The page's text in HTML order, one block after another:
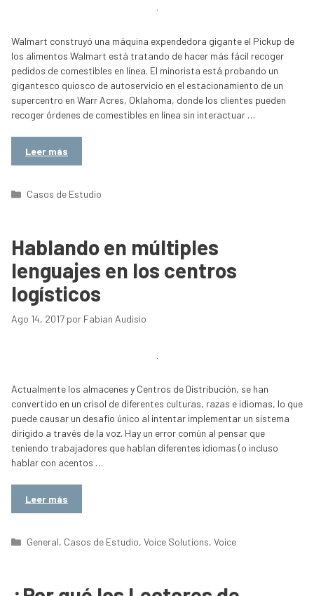
Walmart construyó una máquina expendedora gigante el Pickup de
los alimentos Walmart está tratando de hacer más fácil recoger
pedidos de comestibles en línea. El minorista está probando un
gigantesco quiosco de autoservicio en el estacionamiento de un
supercentro en Warr Acres, Oklahoma, donde los clientes pueden
recoger órdenes de comestibles en línea sin interactuar …
Leer más
Categorías
Casos de Estudio
Hablando en múltiples
lenguajes en los centros
logísticos
Ago 14, 2017 por Fabian Audisio
Actualmente los almacenes y Centros de Distribución, se han
convertido en un crisol de diferentes culturas, razas e idiomas, lo que
puede causar un desafío único al intentar implementar un sistema
dirigido a través de la voz. Hay un error común al pensar que
teniendo trabajadores que hablan diferentes idiomas (o incluso
hablar con acentos …
Leer más
Categorías
General, Casos de Estudio,Voice Solutions,Voice